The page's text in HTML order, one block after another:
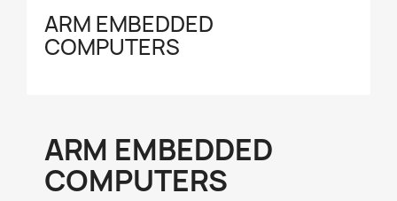
ARM EMBEDDED
COMPUTERS
ARM EMBEDDED
COMPUTERS